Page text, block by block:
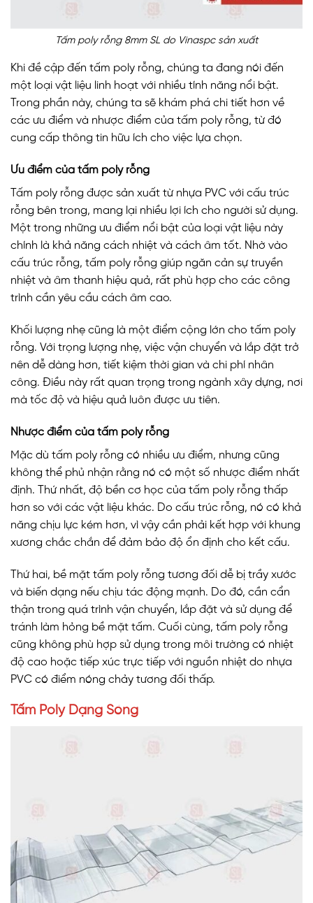
Tấm poly rỗng 8mm SL do Vinaspc sản xuất
Khi đề cập đến tấm poly rỗng, chúng ta đang nói đến
một loại vật liệu linh hoạt với nhiều tính năng nổi bật.
Trong phần này, chúng ta sẽ khám phá chi tiết hơn về
các ưu điểm và nhược điểm của tấm poly rỗng, từ đó
cung cấp thông tin hữu ích cho việc lựa chọn.
Ưu điểm của tấm poly rỗng
Tấm poly rỗng được sản xuất từ nhựa PVC với cấu trúc
rỗng bên trong, mang lại nhiều lợi ích cho người sử dụng.
Một trong những ưu điểm nổi bật của loại vật liệu này
chính là khả năng cách nhiệt và cách âm tốt. Nhờ vào
cấu trúc rỗng, tấm poly rỗng giúp ngăn cản sự truyền
nhiệt và âm thanh hiệu quả, rất phù hợp cho các công
trình cần yêu cầu cách âm cao.
Khối lượng nhẹ cũng là một điểm cộng lớn cho tấm poly
rỗng. Với trọng lượng nhẹ, việc vận chuyển và lắp đặt trở
nên dễ dàng hơn, tiết kiệm thời gian và chi phí nhân
công. Điều này rất quan trọng trong ngành xây dựng, nơi
mà tốc độ và hiệu quả luôn được ưu tiên.
Nhược điểm của tấm poly rỗng
Mặc dù tấm poly rỗng có nhiều ưu điểm, nhưng cũng
không thể phủ nhận rằng nó có một số nhược điểm nhất
định. Thứ nhất, độ bền cơ học của tấm poly rỗng thấp
hơn so với các vật liệu khác. Do cấu trúc rỗng, nó có khả
năng chịu lực kém hơn, vì vậy cần phải kết hợp với khung
xương chắc chắn để đảm bảo độ ổn định cho kết cấu.
Thứ hai, bề mặt tấm poly rỗng tương đối dễ bị trầy xước
và biến dạng nếu chịu tác động mạnh. Do đó, cần cẩn
thận trong quá trình vận chuyển, lắp đặt và sử dụng để
tránh làm hỏng bề mặt tấm. Cuối cùng, tấm poly rỗng
cũng không phù hợp sử dụng trong môi trường có nhiệt
độ cao hoặc tiếp xúc trực tiếp với nguồn nhiệt do nhựa
PVC có điểm nóng chảy tương đối thấp.
Tấm Poly Dạng Sóng